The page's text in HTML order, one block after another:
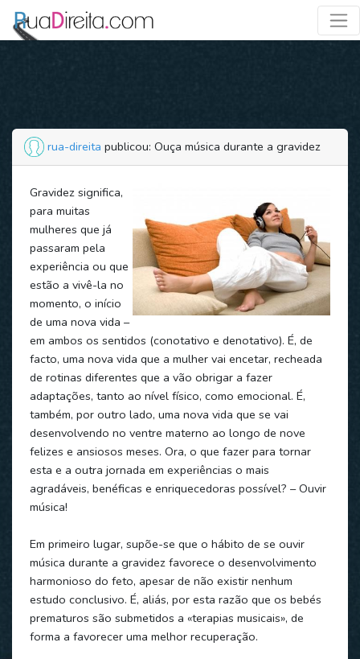
rua-direita publicou: Ouça música durante a gravidez
Gravidez significa,
para muitas
mulheres que já
passaram pela
experiência ou que
estão a vivê-la no
momento, o início
de uma nova vida –
em ambos os sentidos (conotativo e denotativo). É, de
facto, uma nova vida que a mulher vai encetar, recheada
de rotinas diferentes que a vão obrigar a fazer
adaptações, tanto ao nível físico, como emocional. É,
também, por outro lado, uma nova vida que se vai
desenvolvendo no ventre materno ao longo de nove
felizes e ansiosos meses. Ora, o que fazer para tornar
esta e a outra jornada em experiências o mais
agradáveis, benéficas e enriquecedoras possível? – Ouvir
música!
Em primeiro lugar, supõe-se que o hábito de se ouvir
música durante a gravidez favorece o desenvolvimento
harmonioso do feto, apesar de não existir nenhum
estudo conclusivo. É, aliás, por esta razão que os bebés
prematuros são submetidos a «terapias musicais», de
forma a favorecer uma melhor recuperação.